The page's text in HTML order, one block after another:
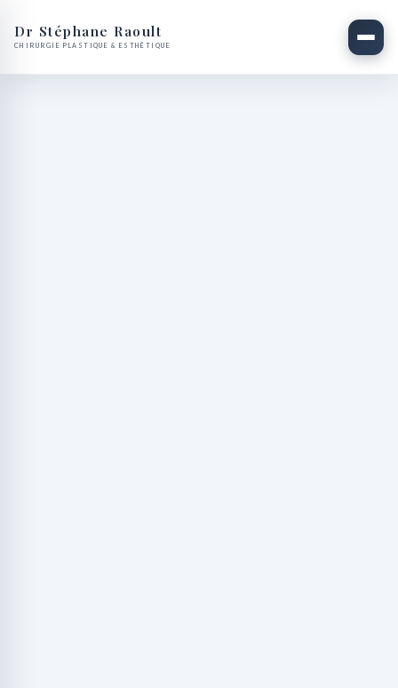
Dr Stéphane Raoult
CHIRURGIE PLASTIQUE & ESTHÉTIQUE